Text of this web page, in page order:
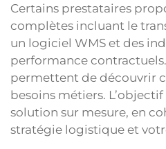
Certains prestataires
complètes incluant le
un logiciel WMS et des
performance
permettent de découvrir
besoins métiers.
solution sur mesure, en
stratégie logistique et